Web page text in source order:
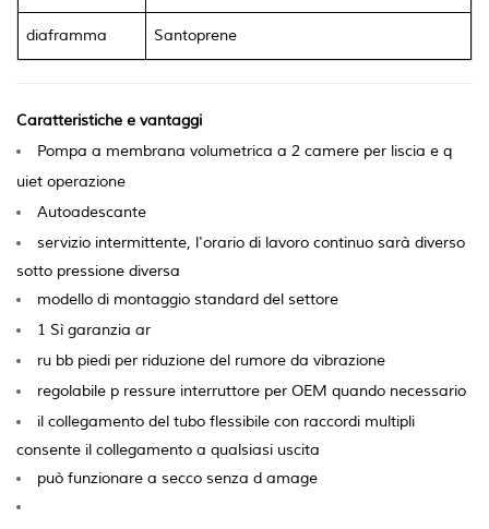
diaframma Santoprene
Caratteristiche e vantaggi
Pompa a membrana volumetrica a 2 camere per liscia e q
uiet operazione
Autoadescante
servizio intermittente, l'orario di lavoro continuo sarà diverso
sotto pressione diversa
modello di montaggio standard del settore
1 Sì garanzia ar
ru bb piedi per riduzione del rumore da vibrazione
regolabile p ressure interruttore per OEM quando necessario
il collegamento del tubo flessibile con raccordi multipli
consente il collegamento a qualsiasi uscita
può funzionare a secco senza d amage